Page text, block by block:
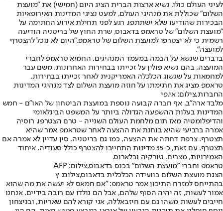
לעיני העולם כולו, נשיא ארצות הברית הציג היום (חמישי) את "מועצת
השלום" שכוללת את מנהיגי העולם, למעט נציגי המדינות האירופאיות
הבכירות שהודיעו שלא ישתתפו. רגע לפני תחילת אירוע החתימה על
"מועצת השלום" של טראמפ בדאבוס, שרת החוץ של בריטניה הודיעה
רשמית כי לא יצטרפו למועצת השלום של טראמפ."היום לא נוכל להצטרף
למועצה".
בדברים שנשא על הבמה במעמד המנהיגים, החמיא טראמפ לחברי
המועצה, בהם נשיא פולין על זכייתו בבחירות האחרונות. משם עבר
למחמאות על שגשוג הכלכלה האמריקנית לאחר זכייתו בבחירות.
טראמפ מציג את חתימתו על חוזה מועצת השלום לצד מנהיגי המדינות
החברות,צילום: אי.פי
מלבד ארה"ב, אף חברה קבועה נוספת במועצת הביטחון של האו"ם - חמש
המדינות בעלות ההשפעה הגדולה ביותר על המשפט הבינלאומי
והדיפלומטיה מאז תום מלחמת העולם השנייה - טרם הצטרפו. רוסיה
אמרה ברביעי שהיא בוחנת את ההצעה לאחר שטראמפ אמר שהיא
תצטרף. צרפת דחתה את ההצעה, כמו גם בריטניה. סין עדיין לא אמרה אם
תצטרף. עם זאת, כ-35 מדינות התחייבו להצטרף כולל סעודיה, איחוד
האמירויות, מצרים, טורקיה ובלארוס.
טראמפ וחברי "מועצת השלום" בכנס בדאבוס,צילום: AFP
הצגת מועצת השלום בוועידה הכלכלית בדאבוס,צילום: ץ
בהתייחס למזרח התיכון אמר טראמפ: "אם חמאס לא יעשה את מה שהוא
אמור לעשות, זה יהיה הסוף שלהם, אבל הם נולדו עם רובה בידיים. אנחנו
חייבים לעשות משהו גם עם חיזבאללה, אני קורא להם שאריות, ובניצחון